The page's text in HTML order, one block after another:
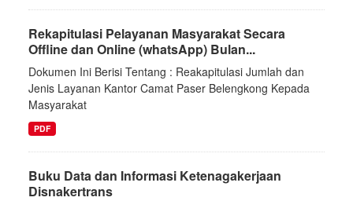
Rekapitulasi Pelayanan Masyarakat Secara
Offline dan Online (whatsApp) Bulan...
Dokumen Ini Berisi Tentang : Reakapitulasi Jumlah dan
Jenis Layanan Kantor Camat Paser Belengkong Kepada
Masyarakat
PDF
Buku Data dan Informasi Ketenagakerjaan
Disnakertrans